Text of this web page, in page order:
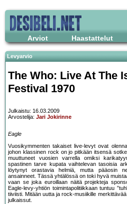
Arviot Haastattelut
Levyarvio
The Who: Live At The
Festival 1970
Julkaistu: 16.03.2009
Arvostelija: Jari Jokirinne
Eagle
Vuosikymmenten takaiset live-levyt ovat
johon klassinen rock on jo pitkään itsensä
muuttuneet vuosien varrella omiksi
spastinen tarve kupata vaihtelevan tasoisia
löytynyt orastavia helmiä, mutta pääosin
ansainneet. Tässä yhtälössä on toki hyvä
vaan se joka euroillaan näitä projekteja
Eagle-levy-yhtiön toimintapolitiikkaan tuntuu
tiiviisti. Mitään uutta ja rock-musiikille
julkaissut.